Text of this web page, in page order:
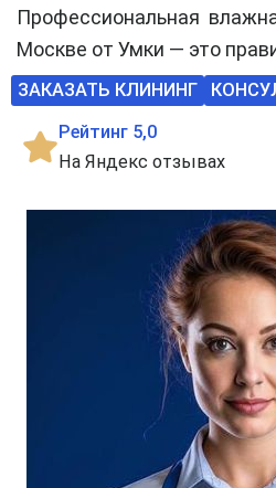
Профессиональная
Москве от Умки — это
ЗАКАЗАТЬ КЛИНИНГ
Рейтинг 5,0
На Яндекс отзывах